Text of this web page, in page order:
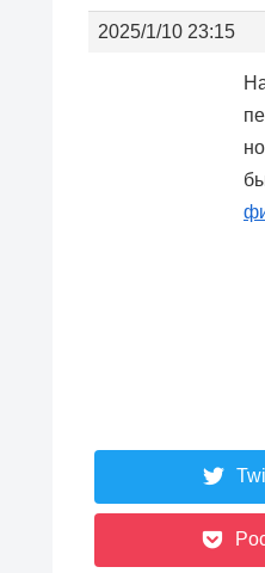
2025/1/10 23:15